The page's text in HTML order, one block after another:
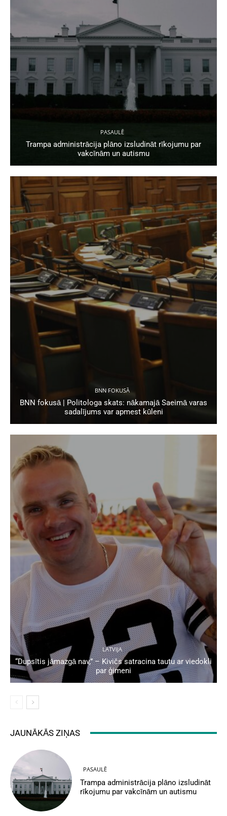
PASAULĒ
Trampa administrācija plāno izsludināt rīkojumu par
vakcīnām un autismu
BNN FOKUSĀ
BNN fokusā | Politologa skats: nākamajā Saeimā varas
sadalījums var apmest kūleni
LATVIJA
“Dupsītis jāmazgā nav,” – Kivičs satracina tautu ar viedokli
par ģimeni
JAUNĀKĀS ZIŅAS
PASAULĒ
Trampa administrācija plāno izsludināt
rīkojumu par vakcīnām un autismu